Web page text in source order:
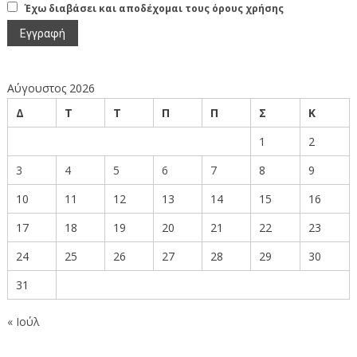
Έχω διαβάσει και αποδέχομαι τους όρους χρήσης
Αύγουστος 2026
Δ
Τ Τ Π Π Σ
Κ
1
2
3
4 5 6 7 8
9
10
11 12 13 14 15
16
17
18 19 20 21 22
23
24
25 26 27 28 29
30
31
« Ιούλ